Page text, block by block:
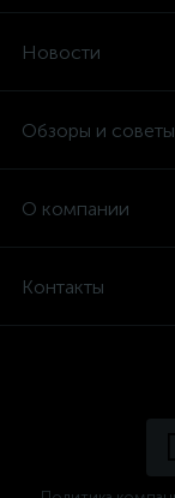
Новости
Обзоры и советы
О компании
Контакты